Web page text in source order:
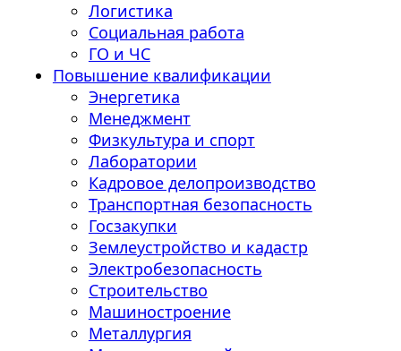
Логистика
Социальная работа
ГО и ЧС
Повышение квалификации
Энергетика
Менеджмент
Физкультура и спорт
Лаборатории
Кадровое делопроизводство
Транспортная безопасность
Госзакупки
Землеустройство и кадастр
Электробезопасность
Строительство
Машиностроение
Металлургия